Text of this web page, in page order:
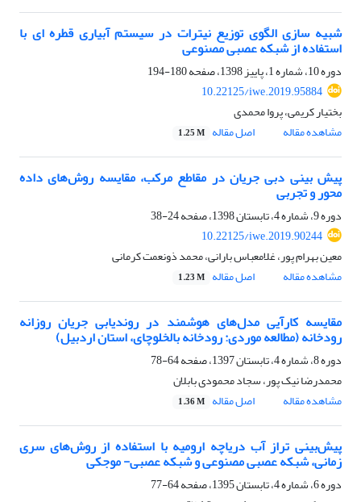
شبیه سازی الگوی توزیع نیترات در سیستم آبیاری قطره ای با
استفاده از شبکه عصبی مصنوعی
دوره 10، شماره 1، پاییز 1398، صفحه
180-194
10.22125/iwe.2019.95884
بختیار کریمی، پروا محمدی
مشاهده مقاله
اصل مقاله 1.25 M
پیش بینی دبی جریان در مقاطع مرکب، مقایسه روش‌های داده
محور و تجربی
دوره 9، شماره 4، تابستان 1398، صفحه
24-38
10.22125/iwe.2019.90244
معین بهرام پور، غلامعباس بارانی، محمد ذونعمت کرمانی
مشاهده مقاله
اصل مقاله 1.23 M
مقایسه کارآیی مدل‌های هوشمند در روندیابی جریان روزانه
رودخانه (مطالعه موردی: رودخانه بالخلوچای، استان اردبیل)
دوره 8، شماره 4، تابستان 1397، صفحه
64-78
محمدرضا نیک پور، سجاد محمودی بابلان
مشاهده مقاله
اصل مقاله 1.36 M
پیش‌بینی تراز آب دریاچه ارومیه با استفاده از روش‌های سری
زمانی، شبکه عصبی مصنوعی و شبکه عصبی- موجکی
دوره 6، شماره 4، تابستان 1395، صفحه
64-77